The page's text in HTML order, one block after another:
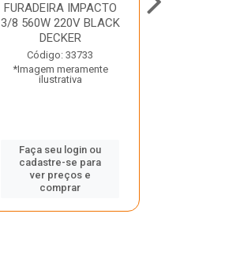
FURADEIRA IMPACTO
3/8 560W 220V BLACK
DECKER
Código: 33733
*Imagem meramente
ilustrativa
Faça seu login ou
cadastre-se para
ver preços e
comprar